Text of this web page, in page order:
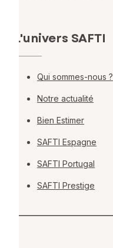
L'univers SAFTI
Qui sommes-nous ?
Notre actualité
Bien Estimer
SAFTI Espagne
SAFTI Portugal
SAFTI Prestige